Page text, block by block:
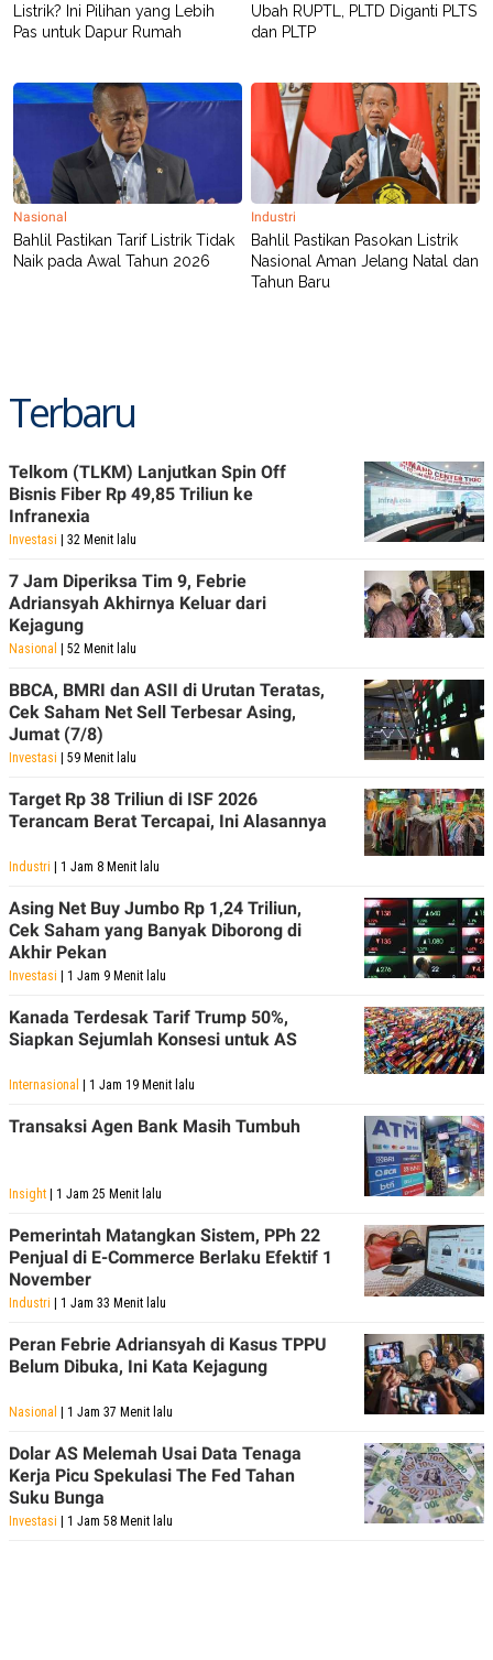
Listrik? Ini Pilihan yang Lebih
Pas untuk Dapur Rumah
Ubah RUPTL, PLTD Diganti PLTS
dan PLTP
Nasional
Bahlil Pastikan Tarif Listrik Tidak
Naik pada Awal Tahun 2026
Industri
Bahlil Pastikan Pasokan Listrik
Nasional Aman Jelang Natal dan
Tahun Baru
Terbaru
Telkom (TLKM) Lanjutkan Spin Off
Bisnis Fiber Rp 49,85 Triliun ke
Infranexia
Investasi | 32 Menit lalu
7 Jam Diperiksa Tim 9, Febrie
Adriansyah Akhirnya Keluar dari
Kejagung
Nasional | 52 Menit lalu
BBCA, BMRI dan ASII di Urutan Teratas,
Cek Saham Net Sell Terbesar Asing,
Jumat (7/8)
Investasi | 59 Menit lalu
Target Rp 38 Triliun di ISF 2026
Terancam Berat Tercapai, Ini Alasannya
Industri | 1 Jam 8 Menit lalu
Asing Net Buy Jumbo Rp 1,24 Triliun,
Cek Saham yang Banyak Diborong di
Akhir Pekan
Investasi | 1 Jam 9 Menit lalu
Kanada Terdesak Tarif Trump 50%,
Siapkan Sejumlah Konsesi untuk AS
Internasional | 1 Jam 19 Menit lalu
Transaksi Agen Bank Masih Tumbuh
Insight | 1 Jam 25 Menit lalu
Pemerintah Matangkan Sistem, PPh 22
Penjual di E-Commerce Berlaku Efektif 1
November
Industri | 1 Jam 33 Menit lalu
Peran Febrie Adriansyah di Kasus TPPU
Belum Dibuka, Ini Kata Kejagung
Nasional | 1 Jam 37 Menit lalu
Dolar AS Melemah Usai Data Tenaga
Kerja Picu Spekulasi The Fed Tahan
Suku Bunga
Investasi | 1 Jam 58 Menit lalu